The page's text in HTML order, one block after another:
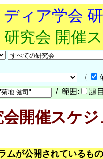
ィア学会
研究会 開催
（
/ 範囲: 題目
開催スケジ
ムが公開されているもの